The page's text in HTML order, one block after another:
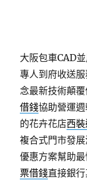
大阪包車CAD
專人到府收送
念最新技術顛
借錢協助營運
的花卉花店西
複合式門市發
優惠方案幫助
票借錢直接銀